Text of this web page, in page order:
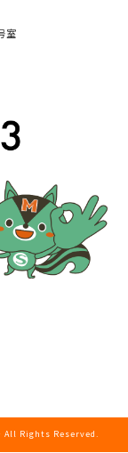
室
All Rights Reserved.